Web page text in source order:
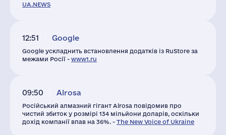
UA.NEWS
12:51 Google
Google ускладнить встановлення додатків із RuStore за
межами Росії - www1.ru
09:50 Alrosa
Російський алмазний гігант Alrosa повідомив про
чистий збиток у розмірі 134 мільйони доларів, оскільки
дохід компанії впав на 36%. - The New Voice of Ukraine